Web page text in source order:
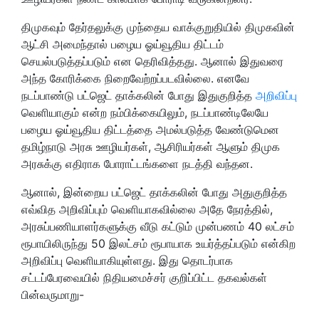
திமுகவும் தேர்தலுக்கு முந்தைய வாக்குறுதியில் திமுகவின்
ஆட்சி அமைந்தால் பழைய ஓய்வூதிய திட்டம்
செயல்படுத்தப்படும் என தெரிவித்தது. ஆனால் இதுவரை
அந்த கோரிக்கை நிறைவேற்றப்படவில்லை. எனவே
நடப்பாண்டு பட்ஜெட் தாக்கலின் போது இதுகுறித்த அறிவிப்பு
வெளியாகும் என்ற நம்பிக்கையிலும், நடப்பாண்டிலேயே
பழைய ஓய்வூதிய திட்டத்தை அமல்படுத்த வேண்டுமென
தமிழ்நாடு அரசு ஊழியர்கள், ஆசிரியர்கள் ஆளும் திமுக
அரசுக்கு எதிராக போராட்டங்களை நடத்தி வந்தன.
ஆனால், இன்றைய பட்ஜெட் தாக்கலின் போது அதுகுறித்த
எவ்வித அறிவிப்பும் வெளியாகவில்லை அதே நேரத்தில்,
அரசுப்பணியாளர்களுக்கு வீடு கட்டும் முன்பணம் 40 லட்சம்
ரூபாயிலிருந்து 50 இலட்சம் ரூபாயாக உயர்த்தப்படும் என்கிற
அறிவிப்பு வெளியாகியுள்ளது. இது தொடர்பாக
சட்டப்பேரவையில் நிதியமைச்சர் குறிப்பிட்ட தகவல்கள்
பின்வருமாறு-